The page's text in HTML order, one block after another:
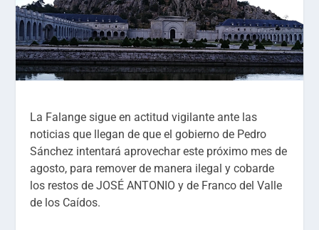
La Falange sigue en actitud vigilante ante las
noticias que llegan de que el gobierno de Pedro
Sánchez intentará aprovechar este próximo mes de
agosto, para remover de manera ilegal y cobarde
los restos de JOSÉ ANTONIO y de Franco del Valle
de los Caídos.